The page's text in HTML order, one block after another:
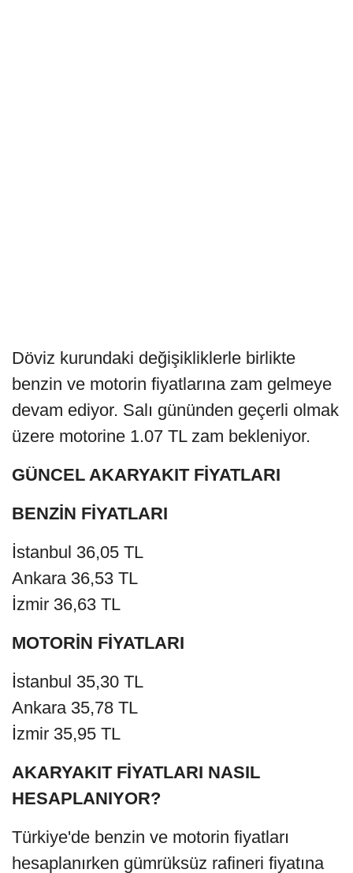
Döviz kurundaki değişikliklerle birlikte
benzin ve motorin fiyatlarına zam gelmeye
devam ediyor. Salı gününden geçerli olmak
üzere motorine 1.07 TL zam bekleniyor.
GÜNCEL AKARYAKIT FİYATLARI
BENZİN FİYATLARI
İstanbul 36,05 TL
Ankara 36,53 TL
İzmir 36,63 TL
MOTORİN FİYATLARI
İstanbul 35,30 TL
Ankara 35,78 TL
İzmir 35,95 TL
AKARYAKIT FİYATLARI NASIL
HESAPLANIYOR?
Türkiye'de benzin ve motorin fiyatları
hesaplanırken gümrüksüz rafineri fiyatına